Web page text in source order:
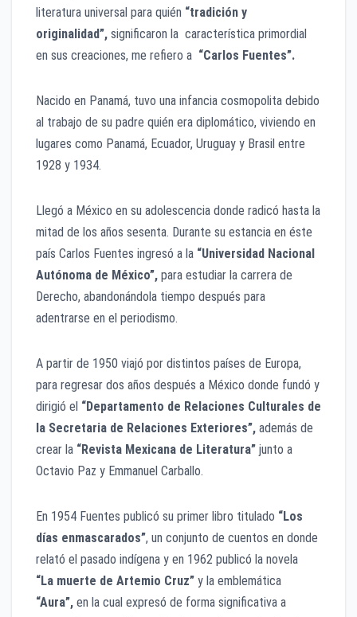
literatura universal para quién “tradición y
originalidad”, significaron la característica primordial
en sus creaciones, me refiero a “Carlos Fuentes”.
Nacido en Panamá, tuvo una infancia cosmopolita debido
al trabajo de su padre quién era diplomático, viviendo en
lugares como Panamá, Ecuador, Uruguay y Brasil entre
1928 y 1934.
Llegó a México en su adolescencia donde radicó hasta la
mitad de los años sesenta. Durante su estancia en éste
país Carlos Fuentes ingresó a la “Universidad Nacional
Autónoma de México”, para estudiar la carrera de
Derecho, abandonándola tiempo después para
adentrarse en el periodismo.
A partir de 1950 viajó por distintos países de Europa,
para regresar dos años después a México donde fundó y
dirigió el “Departamento de Relaciones Culturales de
la Secretaria de Relaciones Exteriores”, además de
crear la “Revista Mexicana de Literatura” junto a
Octavio Paz y Emmanuel Carballo.
En 1954 Fuentes publicó su primer libro titulado “Los
días enmascarados”, un conjunto de cuentos en donde
relató el pasado indígena y en 1962 publicó la novela
“La muerte de Artemio Cruz” y la emblemática
“Aura”, en la cual expresó de forma significativa a